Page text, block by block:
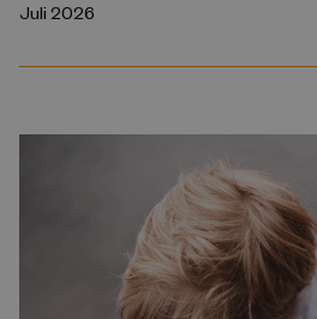
Juli 2026